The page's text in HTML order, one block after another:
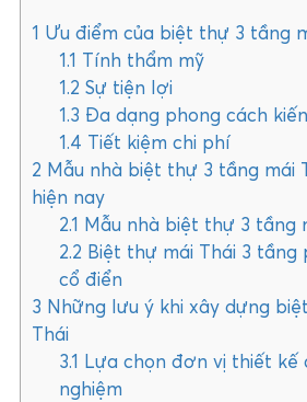
1 Ưu điểm của biệt thự 3 tầng
1.1
Tính thẩm mỹ
1.2 Sự tiện lợi
1.3 Đa dạng phong cách
1.4 Tiết kiệm chi phí
2 Mẫu nhà biệt thự 3 tầng mái
hiện nay
2.1
Mẫu nhà biệt thự 3 tầng
2.2 Biệt thự mái Thái 3 tầng
cổ điển
3 Những lưu ý khi xây dựng
Thái
3.1
Lựa chọn đơn vị thiết kế
nghiệm